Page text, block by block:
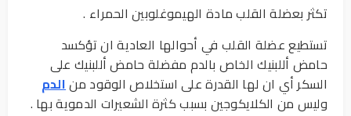
تكثر بعضلة القلب مادة الهيموغلوبين الحمراء .
تستطيع عضلة القلب في أحوالها العادية ان تؤكسد
حامض أللبنيك الخاص بالدم مفضلة حامض أللبنيك على
السكر أي ان لها القدرة على استخلاص الوقود منالدم
وليس من الكلايكوجين بسبب كثرة الشعيرات الدموية بها .